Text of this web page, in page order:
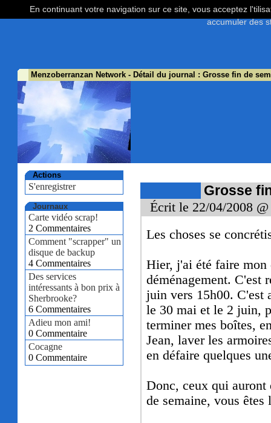
Menzoberranzan Network - Détail du journal : Grosse fin de
Actions
S'enregistrer
Journaux
Carte vidéo scrap!
2 Commentaires
Comment "scrapper" un
disque de backup
4 Commentaires
Des services
intéressants à bon prix à
Sherbrooke?
6 Commentaires
Adieu mon ami!
0 Commentaire
Cocagne
0 Commentaire
Grosse
Écrit le 22/04/2008
Les choses se
Hier, j'ai été faire mon
déménagement. C'est
juin vers 15h00. C'est
le 30 mai et le 2 juin,
terminer mes boîtes,
Jean, laver les
en défaire quelques
Donc, ceux qui auront
de semaine, vous
En continuant votre navigation sur ce site, vous acceptez
accumuler des